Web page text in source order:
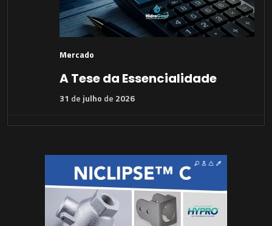
Mercado
A Tese da Essencialidade
31 de julho de 2026